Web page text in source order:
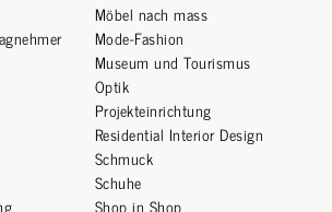
Möbel nach mass
Mode-Fashion
Museum und Tourismus
Optik
Projekteinrichtung
Residential Interior Design
Schmuck
Schuhe
Shop in Shop